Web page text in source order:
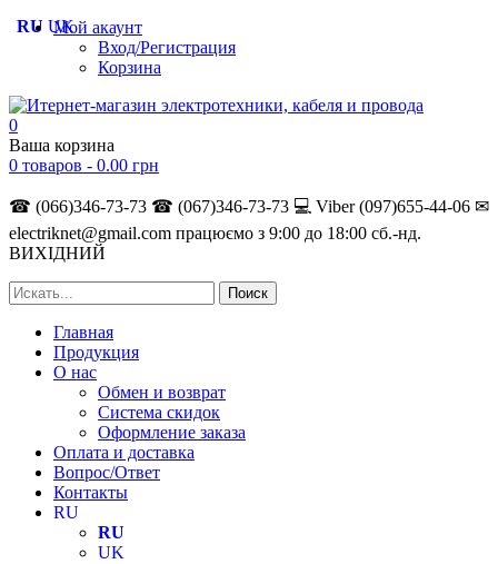
Мой акаунт
Вход/Регистрация
Корзина
0
Ваша корзина
0 товаров - 0.00 грн
☎ (066)346-73-73 ☎ (067)346-73-73 💻 Viber (097)655-44-06 ✉
electriknet@gmail.com працюємо з 9:00 до 18:00 сб.-нд.
ВИХІДНИЙ
Главная
Продукция
О нас
Обмен и возврат
Система скидок
Оформление заказа
Оплата и доставка
Вопрос/Ответ
Контакты
RU
RU
UK
RU UK